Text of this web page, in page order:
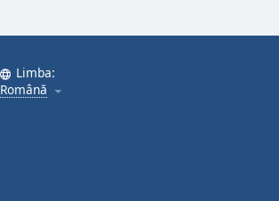
Limba:
Română